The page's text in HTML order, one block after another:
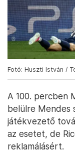
Fotó: Huszti István /
A 100. percben
belülre Mendes
játékvezető
az esetet, de
reklamálásért.